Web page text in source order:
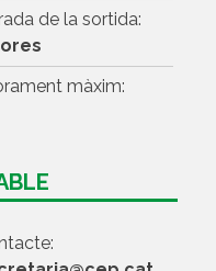
de la sortida:
màxim: